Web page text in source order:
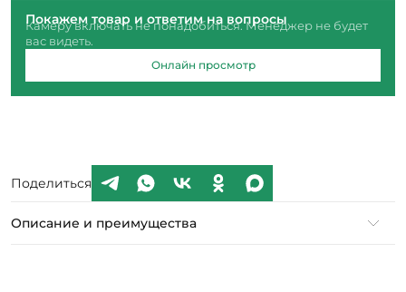
Покажем товар и ответим на вопросы
Камеру включать не понадобиться. Менеджер не будет
вас видеть.
Онлайн просмотр
Поделиться
Описание и преимущества